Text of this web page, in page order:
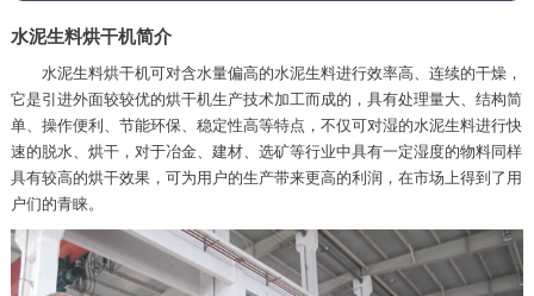
水泥生料烘干机简介
水泥生料烘干机可对含水量偏高的水泥生料进行效率高、连续的干燥，
它是引进外面较较优的烘干机生产技术加工而成的，具有处理量大、结构简
单、操作便利、节能环保、稳定性高等特点，不仅可对湿的水泥生料进行快
速的脱水、烘干，对于冶金、建材、选矿等行业中具有一定湿度的物料同样
具有较高的烘干效果，可为用户的生产带来更高的利润，在市场上得到了用
户们的青睐。